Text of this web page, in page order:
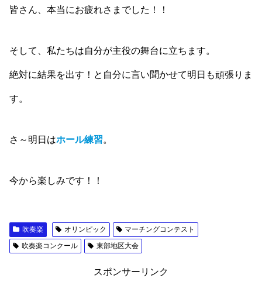
皆さん、本当にお疲れさまでした！！
そして、私たちは自分が主役の舞台に立ちます。
絶対に結果を出す！と自分に言い聞かせて明日も頑張りま
す。
さ～明日はホール練習。
今から楽しみです！！
吹奏楽 オリンピック
マーチングコンテスト
吹奏楽コンクール
東部地区大会
スポンサーリンク